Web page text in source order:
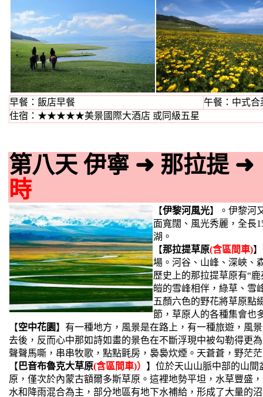
早餐：飯店早餐
午餐：中式合
住宿：★★★★★美景國際大酒店 或同級五星
第八天 伊寧 ➜ 那拉提➜
時
【伊黎河風光】。伊黎河
面寬闊、風光秀麗，全長
湖。
【那拉提草原(含區間車)
場。河谷、山峰、深峽、
歷史上的那拉提草原有“
皚的雪峰相伴，綠草、雪
五顏六色的野花將草原點
節，草原人的各種集會也
【空中花園】有一種地方，風景是在路上，有一種旅遊，風
去後，反而心中那如詩如畫的景色在不斷浮現中被勾勒得更
聲聲馬嘶，串串牧歌，點點氈房，裊裊炊煙。天蒼蒼，野茫
【 巴音布魯克大草原(含區間車)） 】位於天山山脈中部的山間
原，僅次於內蒙古額爾多斯草原。這裡地勢平坦，水草豐盛
水和降雨混合為主，部分地區有地下水補給，形成了大量的